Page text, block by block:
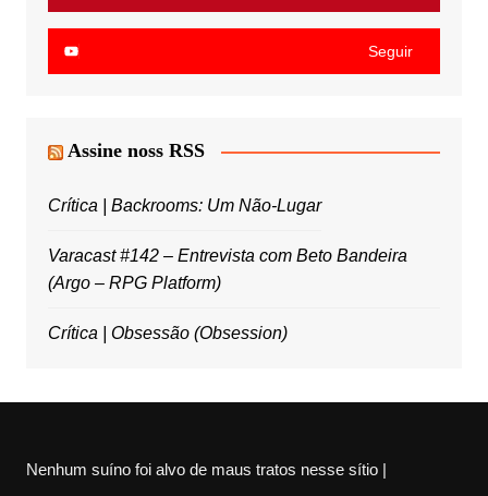
Seguir
Assine noss RSS
Crítica | Backrooms: Um Não-Lugar
Varacast #142 – Entrevista com Beto Bandeira
(Argo – RPG Platform)
Crítica | Obsessão (Obsession)
Nenhum suíno foi alvo de maus tratos nesse sítio |